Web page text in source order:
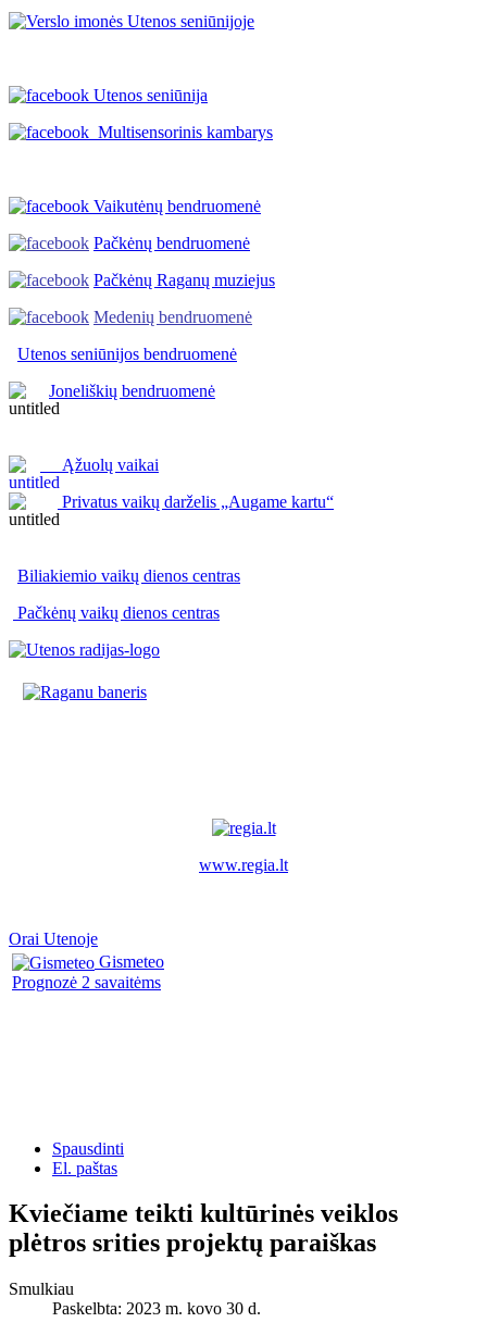
Utenos seniūnija
Multisensorinis kambarys
Vaikutėnų bendruomenė
Pačkėnų bendruomenė
Pačkėnų Raganų muziejus
Medenių bendruomenė
Utenos seniūnijos bendruomenė
Joneliškių bendruomenė
Ąžuolų vaikai
Privatus vaikų darželis „Augame kartu“
Biliakiemio vaikų dienos centras
Pačkėnų vaikų dienos centras
www.regia.lt
Orai Utenoje
Gismeteo
Prognozė 2 savaitėms
Spausdinti
El. paštas
Kviečiame teikti kultūrinės veiklos
plėtros srities projektų paraiškas
Smulkiau
Paskelbta: 2023 m. kovo 30 d.